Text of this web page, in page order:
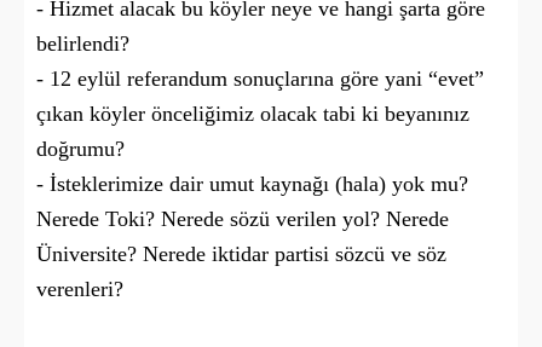
- Hizmet alacak bu köyler neye ve hangi şarta göre
belirlendi?
- 12 eylül referandum sonuçlarına göre yani “evet”
çıkan köyler önceliğimiz olacak tabi ki beyanınız
doğrumu?
- İsteklerimize dair umut kaynağı (hala) yok mu?
Nerede Toki? Nerede sözü verilen yol? Nerede
Üniversite? Nerede iktidar partisi sözcü ve söz
verenleri?